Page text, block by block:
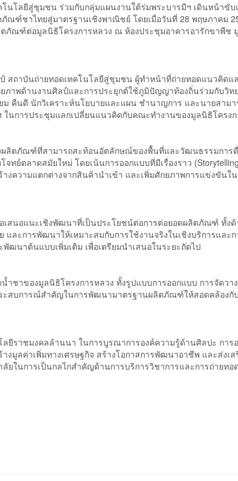
นโลยีสู่ชุมชน ร่วมกับกลุ่มแผนงานใต้ร่มพระบารมีฯ เดินหน้าขับ
ณฑ์ชาไทยสู่มาตรฐานเชิงพาณิชย์ โดยเมื่อวันที่ 28 พฤษภาคม
ณฑ์ต่อมูลนิธิโครงการหลวง ณ ห้องประชุมอาคารอารักขาพืช
สถาบันถ่ายทอดเทคโนโลยีสู่ชุมชน ผู้ทำหน้าที่ถ่ายทอดแนวคิดแ
าพด้านงานศิลป์และการประยุกต์ใช้ภูมิปัญญาท้องถิ่นร่วมกับวิท
ม คืนดี นักวิเคราะห์นโยบายและแผน ชำนาญการ และนายสามา
นการประชุมแลกเปลี่ยนแนวคิดกับคณะทำงานของมูลนิธิโครงก
ผลิตภัณฑ์ที่สามารถสะท้อนอัตลักษณ์ของพื้นที่และวัฒนธรรมการ
ตลาดสมัยใหม่ โดยเน้นการออกแบบที่มีเรื่องราว
ความแตกต่างจากสินค้านำเข้า และเพิ่มศักยภาพการแข่งขันใ
เสนอแนะเชิงพัฒนาที่เป็นประโยชน์ต่อการต่อยอดผลิตภัณฑ์ ทั้ง
ละการพัฒนาให้เหมาะสมกับการใช้งานจริงในเชิงบริการและก
ฒนาต้นแบบเพิ่มเติม เพื่อเตรียมนำเสนอในระยะถัดไป
าของมูลนิธิโครงการหลวง ทั้งรูปแบบการออกแบบ การจัดว
ะสบการณ์สำคัญในการพัฒนามาตรฐานผลิตภัณฑ์ให้สอดคล้องกั
ยีราชมงคลล้านนา ในการบูรณาการองค์ความรู้ด้านศิลปะ การ
ลค่าเพิ่มทางเศรษฐกิจ สร้างโอกาสการพัฒนาอาชีพ และส่งเส
ยในการเป็นกลไกสำคัญด้านการบริการวิชาการและการถ่ายทอด